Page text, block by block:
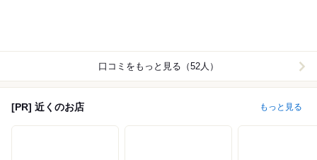
口コミをもっと見る（52人）
[PR] 近くのお店 もっと見る